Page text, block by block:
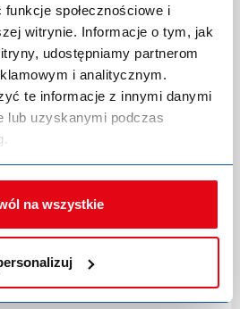
społecznościowe i
witrynie. Informacje o tym, jak
udostępniamy partnerom
i analitycznym.
te informacje z innymi danymi
lub uzyskanymi podczas
na wszystkie
się lub zarejestruj,
dokonać zakupów!
D2 do drewna 200 ml